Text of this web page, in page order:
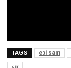
TAGS: ebi sam
வா